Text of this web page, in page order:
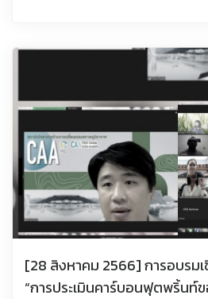
[28 สิงหาคม 2566] การอบรม
“การประเมินคาร์บอนฟุตพริ้นท์